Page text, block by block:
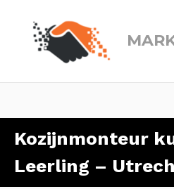
Kozijnmonteur
Leerling –